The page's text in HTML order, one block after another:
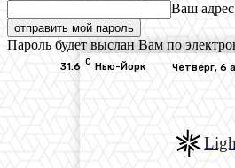
Ваш
Пароль будет выслан Вам по
31.6 C Нью-Йорк Четверг, 6